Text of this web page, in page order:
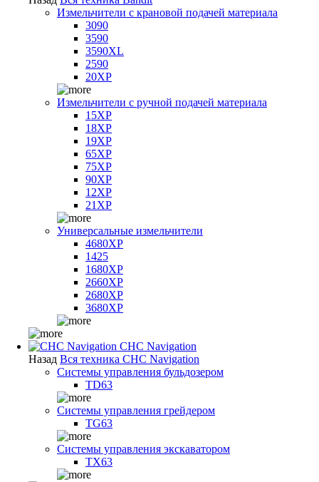
Измельчители с крановой подачей материала
3090
3590
3590XL
2590
20XP
Измельчители с ручной подачей материала
15XP
18XP
19XP
65XP
75XP
90XP
12XP
21XP
Универсальные измельчители
4680XP
1425
1680XP
2660XP
2680XP
3680XP
CHC Navigation
Назад Вся техника CHC Navigation
Системы управления бульдозером
TD63
Системы управления грейдером
TG63
Системы управления экскаватором
TX63